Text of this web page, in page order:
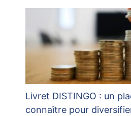
Livret DISTINGO : un
connaître pour